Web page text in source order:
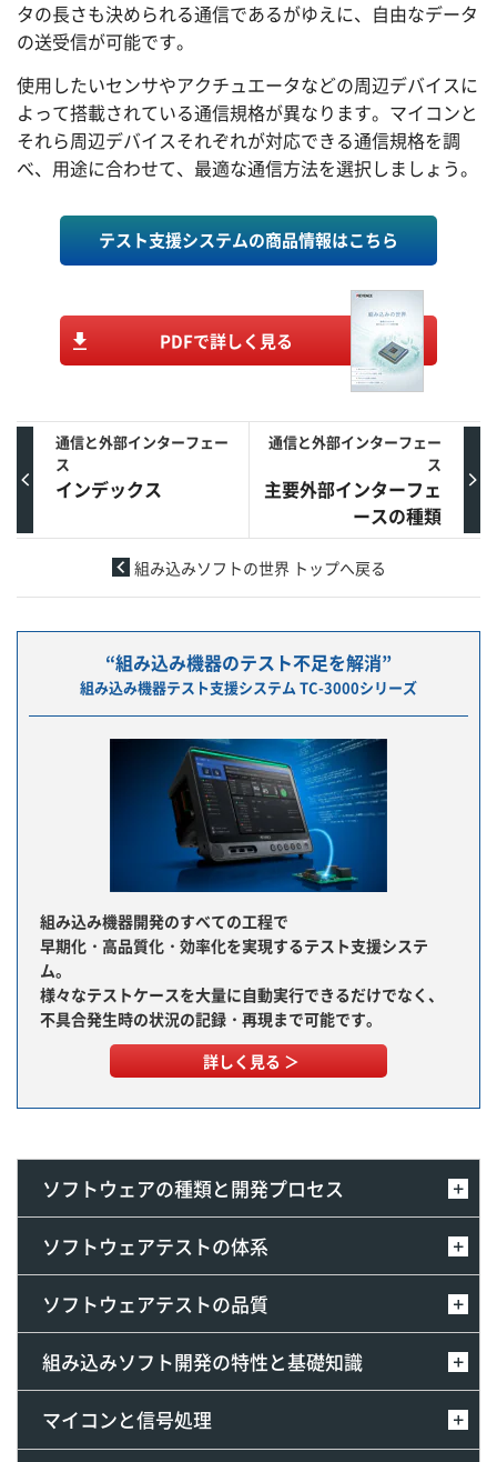
タの長さも決められる通信であるがゆえに、自由なデータ
の送受信が可能です。
使用したいセンサやアクチュエータなどの周辺デバイスに
よって搭載されている通信規格が異なります。マイコンと
それら周辺デバイスそれぞれが対応できる通信規格を調
べ、用途に合わせて、最適な通信方法を選択しましょう。
テスト支援システムの商品情報はこちら
PDFで詳しく見る
通信と外部インターフェー
ス
インデックス
通信と外部インターフェー
ス
主要外部インターフェ
ースの種類
組み込みソフトの世界 トップへ戻る
“組み込み機器のテスト不足を解消”
組み込み機器テスト支援システム TC-3000シリーズ
組み込み機器開発のすべての工程で
早期化・高品質化・効率化を実現するテスト支援システ
ム。
様々なテストケースを大量に自動実行できるだけでなく、
不具合発生時の状況の記録・再現まで可能です。
詳しく見る ＞
ソフトウェアの種類と開発プロセス
ソフトウェアテストの体系
ソフトウェアテストの品質
組み込みソフト開発の特性と基礎知識
マイコンと信号処理